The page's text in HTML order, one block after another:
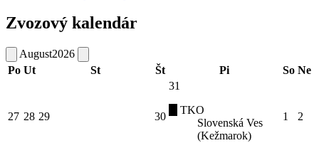
Zvozový kalendár
August2026
Po Ut St Št Pi So Ne
27 28 29 30
31
TKO
Slovenská Ves
(Kežmarok)
1 2